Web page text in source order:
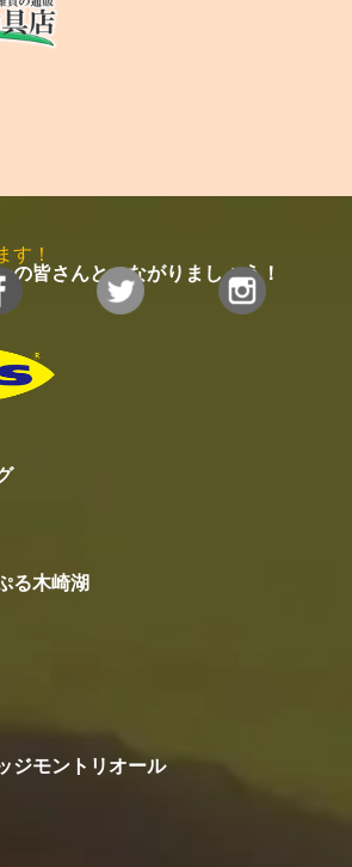
す！
の皆さんとつながりましょう！
る木崎湖
ジモントリオール